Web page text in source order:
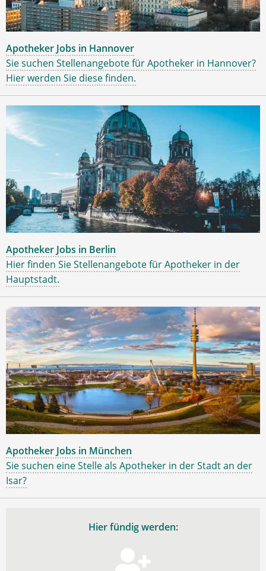
Apotheker Jobs in Hannover
Sie suchen Stellenangebote für Apotheker in Hannover?
Hier werden Sie diese finden.
Apotheker Jobs in Berlin
Hier finden Sie Stellenangebote für Apotheker in der
Hauptstadt.
Apotheker Jobs in München
Sie suchen eine Stelle als Apotheker in der Stadt an der
Isar?
Hier fündig werden: